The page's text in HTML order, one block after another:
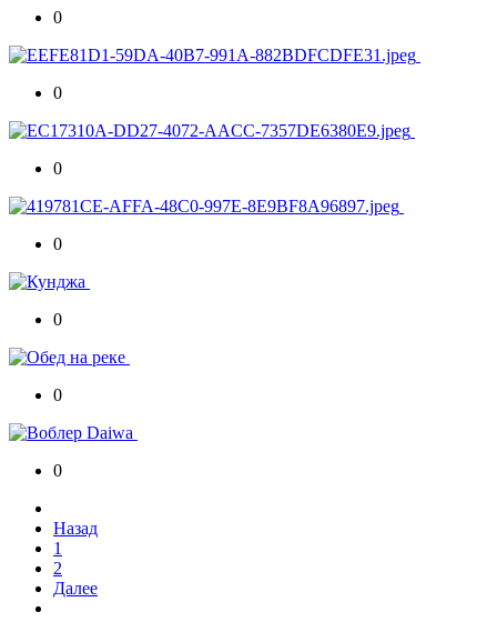
0
0
0
0
0
0
0
Назад
1
2
Далее